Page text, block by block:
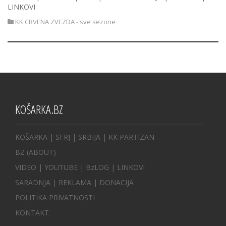
LINKOVI
KK CRVENA ZVEZDA - sve sezone
KOŠARKA.BZ
KOŠARKA | SFRJ | SRBIJA | KK PARTIZAN
BZ (ABOUT)
VIDEO | YOUTUBE | BzLOG | LINKOVI
SARADNJA | REKLAMA | DONACIJA
POLITIKA PRIVATNOSTI
KONTAKT